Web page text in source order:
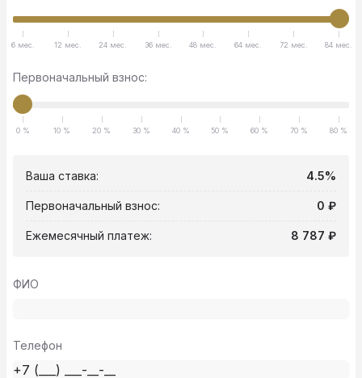
6 мес. 12 мес. 24 мес. 36 мес. 48 мес. 64 мес. 72 мес. 84 мес.
Первоначальный взнос:
0 % 10 % 20 % 30 % 40 % 50 % 60 % 70 % 80 %
Ваша ставка: 4.5%
Первоначальный взнос: 0 ₽
Ежемесячный платеж: 8 787 ₽
ФИО
Телефон